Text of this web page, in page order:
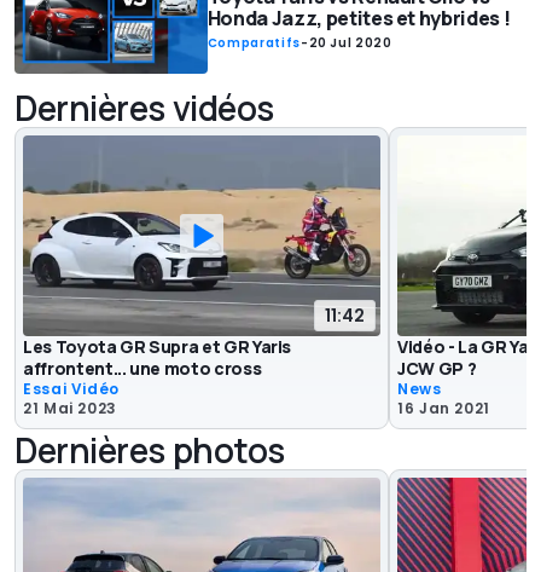
Honda Jazz, petites et hybrides !
Comparatifs- 20 Jul 2020
Dernières vidéos
11:42
Les Toyota GR Supra et GR Yaris
affrontent... une moto cross
Essai Vidéo
21 Mai 2023
Vidéo - La GR
JCW GP ?
News
16 Jan 2021
Dernières photos